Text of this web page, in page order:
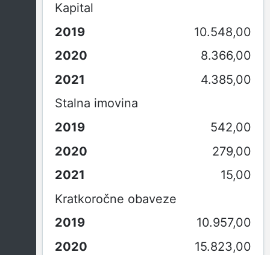
Kapital
10.548,00
8.366,00
4.385,00
Stalna imovina
542,00
279,00
15,00
Kratkoročne obaveze
10.957,00
15.823,00